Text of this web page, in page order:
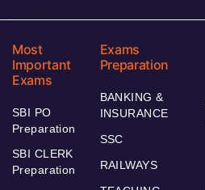
Most
Important
Exams
SBI PO
Preparation
SBI CLERK
Preparation
Exams
Preparation
BANKING &
INSURANCE
SSC
RAILWAYS